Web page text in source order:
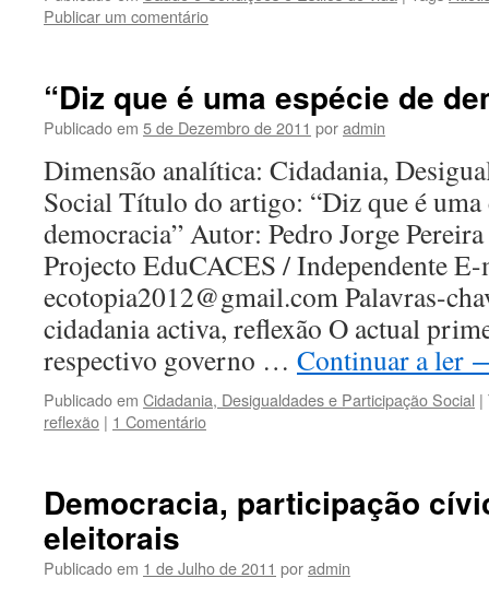
Publicar um comentário
“Diz que é uma espécie de
Publicado em 5 de Dezembro de 2011 poradmin
Dimensão analítica: Cidadania,
Social Título do artigo: “Diz que é uma
democracia” Autor: Pedro Jorge
Projecto EduCACES / Independente
ecotopia2012@gmail.com Palavras-
cidadania activa, reflexão O actual
respectivo governo … Continuar a ler
Publicado em Cidadania, Desigualdades e Participação Social |
reflexão | 1 Comentário
Democracia, participação
eleitorais
Publicado em 1 de Julho de 2011 poradmin